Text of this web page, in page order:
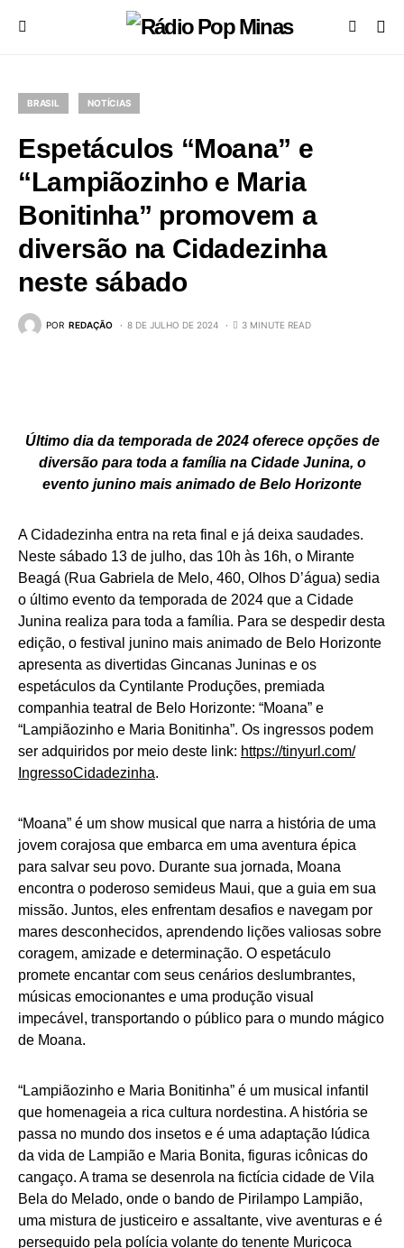
BRASIL NOTÍCIAS
Espetáculos “Moana” e
“Lampiãozinho e Maria
Bonitinha” promovem a
diversão na Cidadezinha
neste sábado
POR REDAÇÃO 8 DE JULHO DE 2024 3 MINUTE READ
Último dia da temporada de 2024 oferece opções de
diversão para toda a família na Cidade Junina, o
evento junino mais animado de Belo Horizonte
A Cidadezinha entra na reta final e já deixa saudades.
Neste sábado 13 de julho, das 10h às 16h, o Mirante
Beagá (Rua Gabriela de Melo, 460, Olhos D’água) sedia
o último evento da temporada de 2024 que a Cidade
Junina realiza para toda a família. Para se despedir desta
edição, o festival junino mais animado de Belo Horizonte
apresenta as divertidas Gincanas Juninas e os
espetáculos da Cyntilante Produções, premiada
companhia teatral de Belo Horizonte: “Moana” e
“Lampiãozinho e Maria Bonitinha”. Os ingressos podem
ser adquiridos por meio deste link: https://tinyurl.com/
IngressoCidadezinha.
“Moana” é um show musical que narra a história de uma
jovem corajosa que embarca em uma aventura épica
para salvar seu povo. Durante sua jornada, Moana
encontra o poderoso semideus Maui, que a guia em sua
missão. Juntos, eles enfrentam desafios e navegam por
mares desconhecidos, aprendendo lições valiosas sobre
coragem, amizade e determinação. O espetáculo
promete encantar com seus cenários deslumbrantes,
músicas emocionantes e uma produção visual
impecável, transportando o público para o mundo mágico
de Moana.
“Lampiãozinho e Maria Bonitinha” é um musical infantil
que homenageia a rica cultura nordestina. A história se
passa no mundo dos insetos e é uma adaptação lúdica
da vida de Lampião e Maria Bonita, figuras icônicas do
cangaço. A trama se desenrola na fictícia cidade de Vila
Bela do Melado, onde o bando de Pirilampo Lampião,
uma mistura de justiceiro e assaltante, vive aventuras e é
perseguido pela polícia volante do tenente Muriçoca